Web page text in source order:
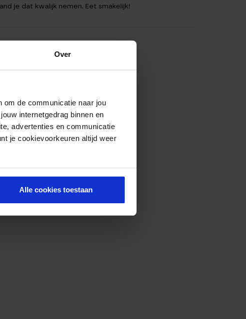
Over
om de communicatie naar jou
internetgedrag binnen en
advertenties en communicatie
je cookievoorkeuren altijd weer
Alle cookies toestaan
je dat kwalijk nemen. Eet smakelijk!